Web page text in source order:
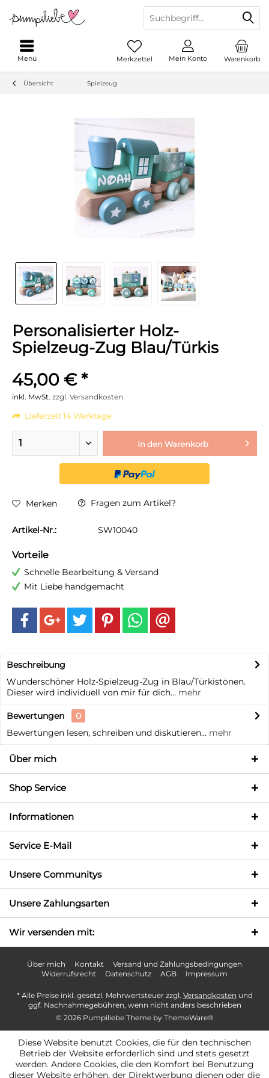
Warenkorb
Merkzettel Mein Konto
Menü
Übersicht Spielzeug
Personalisierter Holz-
Spielzeug-Zug Blau/Türkis
45,00 € *
inkl. MwSt. zzgl. Versandkosten
Lieferzeit 14 Werktage
In den Warenkorb
Merken Fragen zum Artikel?
Artikel-Nr.: SW10040
Vorteile
Schnelle Bearbeitung & Versand
Mit Liebe handgemacht
Beschreibung
Wunderschöner Holz-Spielzeug-Zug in Blau/Türkistönen.
Dieser wird individuell von mir für dich... mehr
Bewertungen
0
Bewertungen lesen, schreiben und diskutieren... mehr
Über mich
Shop Service
Informationen
Service E-Mail
Unsere Communitys
Unsere Zahlungsarten
Wir versenden mit:
Über mich Kontakt
Versand und Zahlungsbedingungen
Widerrufsrecht
Datenschutz AGB Impressum
* Alle Preise inkl. gesetzl. Mehrwertsteuer zzgl. Versandkosten und
ggf. Nachnahmegebühren, wenn nicht anders beschrieben
© 2026 Pumpiliebe Theme by ThemeWare®
Diese Website benutzt Cookies, die für den technischen
Betrieb der Website erforderlich sind und stets gesetzt
werden. Andere Cookies, die den Komfort bei Benutzung
dieser Website erhöhen, der Direktwerbung dienen oder die